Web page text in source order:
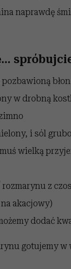
naprawdę
w drobną
i sól
wielką
rozmarynu z
akacjowy)
dodać
gotujemy